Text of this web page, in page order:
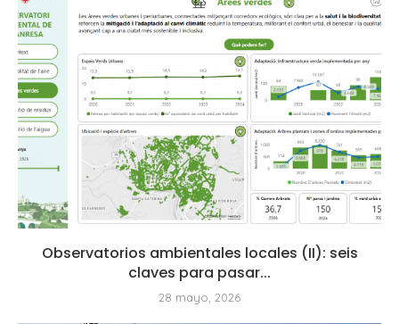
Observatorios ambientales locales (II): seis
claves para pasar...
28 mayo, 2026